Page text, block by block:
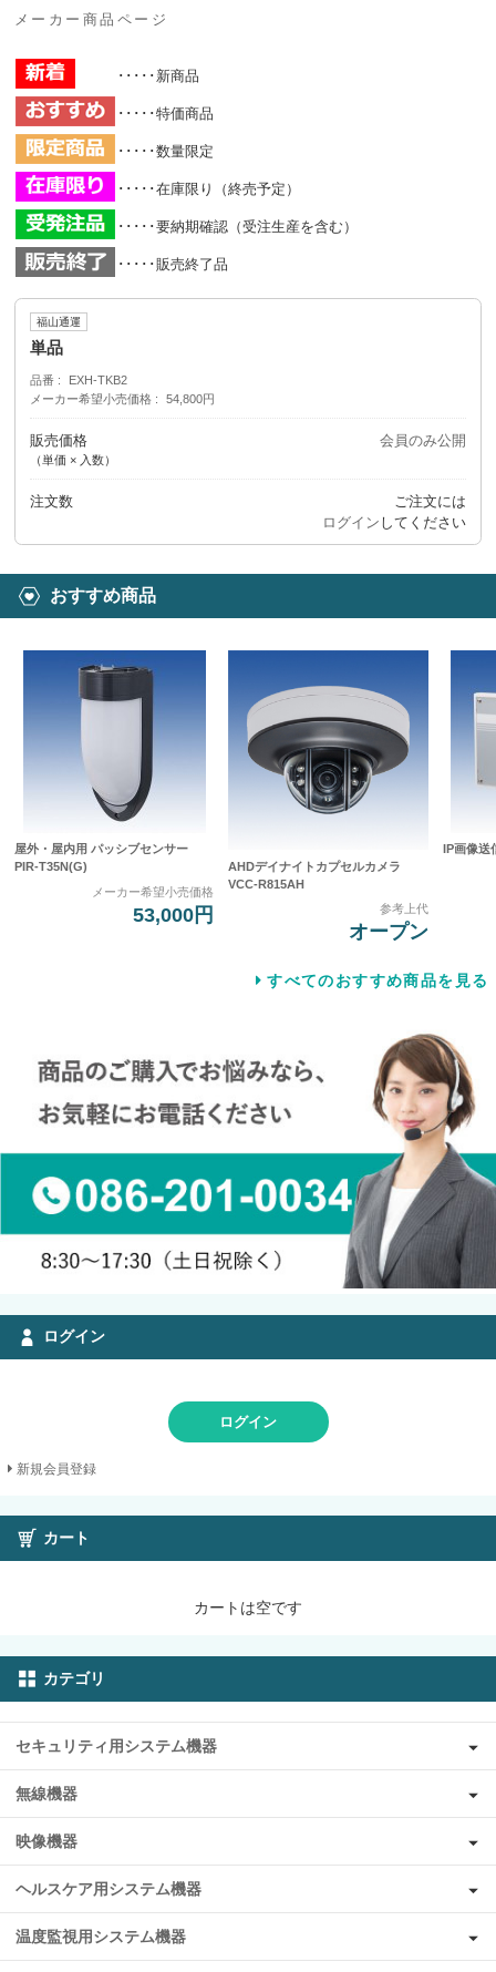
メーカー商品ページ
･････新商品
･････特価商品
･････数量限定
･････在庫限り（終売予定）
･････要納期確認（受注生産を含む）
･････販売終了品
福山通運
単品
品番
EXH-TKB2
メーカー希望小売価格
54,800円
販売価格
（単価 × 入数）
会員のみ公開
注文数
ご注文には
ログイン してください
おすすめ商品
屋外・屋内用 パッシブセンサー
PIR-T35N(G)
メーカー希望小売価格
53,000円
AHDデイナイトカプセルカメラ
VCC-R815AH
参考上代
オープン
IP画像
すべてのおすすめ商品を見る
ログイン
ログイン
新規会員登録
カート
カートは空です
カテゴリ
セキュリティ用システム機器
無線機器
映像機器
ヘルスケア用システム機器
温度監視用システム機器